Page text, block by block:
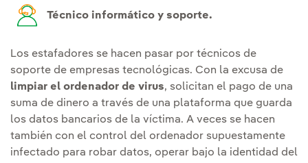
Técnico informático y soporte.
Los estafadores se hacen pasar por técnicos de
soporte de empresas tecnológicas. Con la excusa de
limpiar el ordenador de virus, solicitan el pago de una
suma de dinero a través de una plataforma que guarda
los datos bancarios de la víctima. A veces se hacen
también con el control del ordenador supuestamente
infectado para robar datos, operar bajo la identidad del